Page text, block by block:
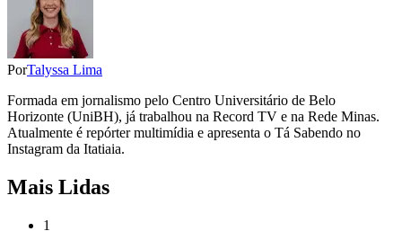
PorTalyssa Lima
Formada em jornalismo pelo Centro Universitário de Belo
Horizonte (UniBH), já trabalhou na Record TV e na Rede Minas.
Atualmente é repórter multimídia e apresenta o Tá Sabendo no
Instagram da Itatiaia.
Mais Lidas
1